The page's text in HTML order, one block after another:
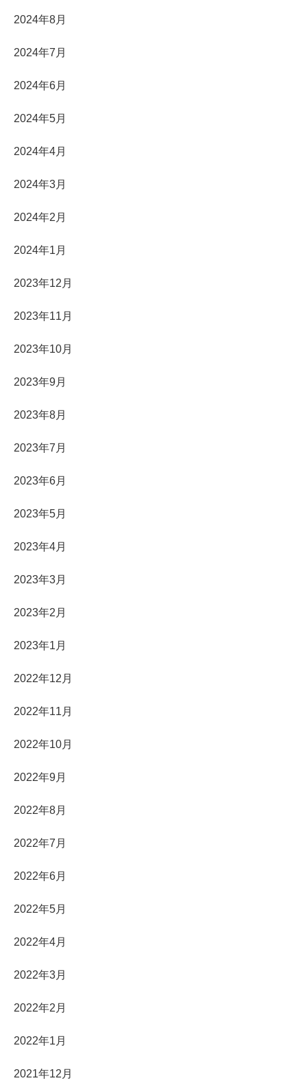
2024年8月
2024年7月
2024年6月
2024年5月
2024年4月
2024年3月
2024年2月
2024年1月
2023年12月
2023年11月
2023年10月
2023年9月
2023年8月
2023年7月
2023年6月
2023年5月
2023年4月
2023年3月
2023年2月
2023年1月
2022年12月
2022年11月
2022年10月
2022年9月
2022年8月
2022年7月
2022年6月
2022年5月
2022年4月
2022年3月
2022年2月
2022年1月
2021年12月